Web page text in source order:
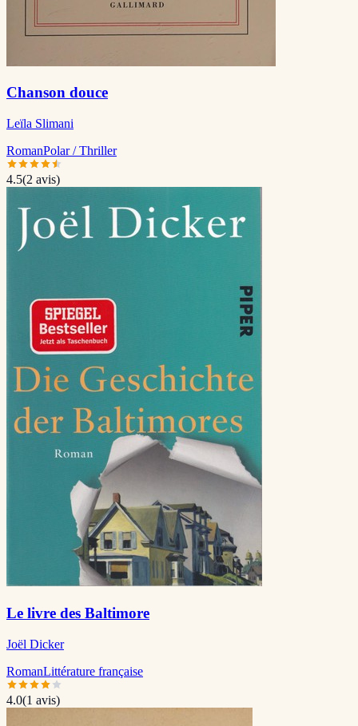
Chanson douce
Leïla Slimani
RomanPolar / Thriller
4.5(2 avis)
Le livre des Baltimore
Joël Dicker
RomanLittérature française
4.0(1 avis)